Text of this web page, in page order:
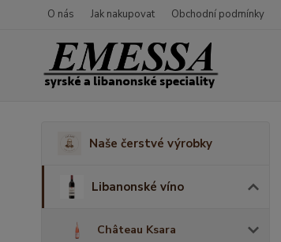
O nás Jak nakupovat Obchodní podmínky
Naše čerstvé výrobky
Libanonské víno
Château Ksara